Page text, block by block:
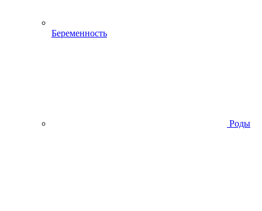
Беременность
Роды